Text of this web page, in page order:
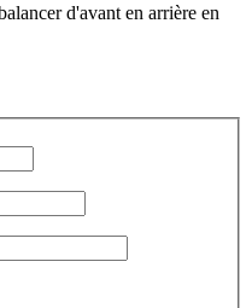
d'avant en arrière en